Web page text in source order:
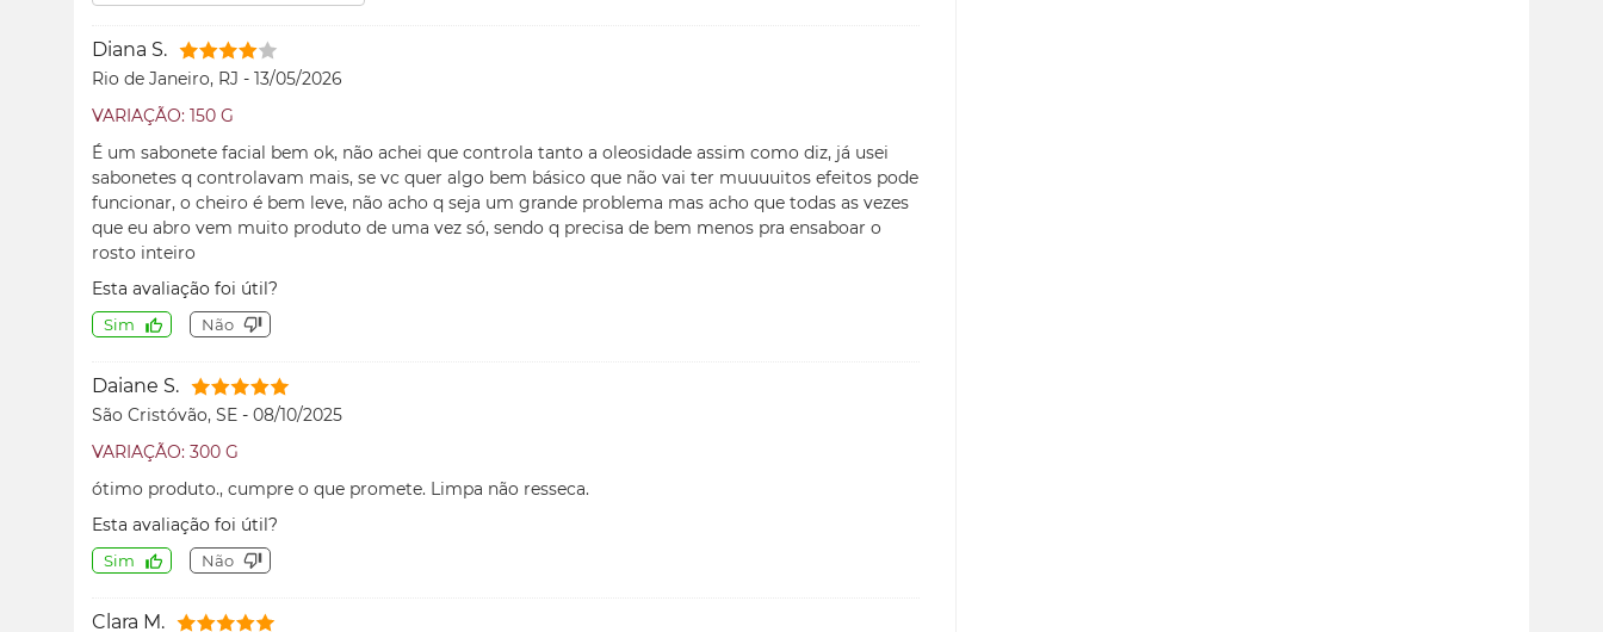
Diana S.
Rio de Janeiro, RJ - 13/05/2026
VARIAÇÃO: 150 G
É um sabonete facial bem ok, não achei que controla tanto a oleosidade assim como diz, já usei
sabonetes q controlavam mais, se vc quer algo bem básico que não vai ter muuuuitos efeitos pode
funcionar, o cheiro é bem leve, não acho q seja um grande problema mas acho que todas as vezes
que eu abro vem muito produto de uma vez só, sendo q precisa de bem menos pra ensaboar o
rosto inteiro
Esta avaliação foi útil?
Sim Não
Daiane S.
São Cristóvão, SE - 08/10/2025
VARIAÇÃO: 300 G
ótimo produto., cumpre o que promete. Limpa não resseca.
Esta avaliação foi útil?
Sim Não
Clara M.